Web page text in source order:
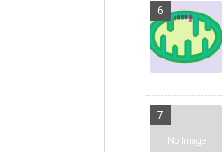
No Image